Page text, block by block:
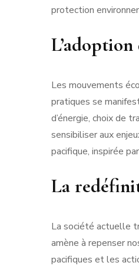
protection
Les mouvements
pratiques se
d’énergie, choix de
sensibiliser aux
pacifique, inspirée
La
La société actuelle
amène à repenser
pacifiques et les